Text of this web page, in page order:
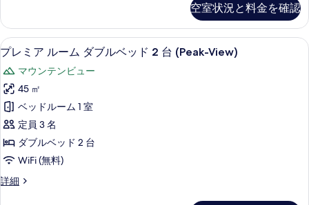
の
写
真
を
表
示
す
る
ベ
ッ
ド
1
台
(Peak-
View)
の
す
べ
て
ル
ー
ム
ン
グ
ベ
ッ
ド
台
(Peak-
の
空室状況と料金を確認
プ
レ
ミ
ア
ル
ー
ム
ダ
ブ
高級寝具、羽毛の掛け布団、ピロー
6
プレミア ルーム ダブルベッド 2 台 (Peak-View)
マウンテンビュー
45 ㎡
ベッドルーム 1 室
定員 3 名
ダブルベッド 2 台
WiFi (無料)
詳細
プ